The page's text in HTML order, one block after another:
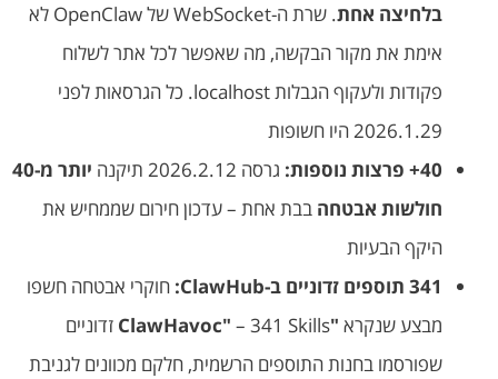
בלחיצה אחת
. שרת ה-WebSocket של OpenClaw לא
אימת את מקור הבקשה, מה שאפשר לכל אתר לשלוח
פקודות ולעקוף הגבלות localhost. כל הגרסאות לפני
2026.1.29 היו חשופות
40+ פרצות נוספות:
גרסה 2026.2.12 תיקנה
יותר מ-40
חולשות אבטחה בבת אחת – עדכון חירום שממחיש את
היקף הבעיות
341 תוספים זדוניים ב-ClawHub:
חוקרי אבטחה חשפו
מבצע שנקרא "ClawHavoc"
– 341 Skills זדוניים
שפורסמו בחנות התוספים הרשמית, חלקם מכוונים לגניבת